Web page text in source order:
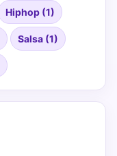
Hiphop (1)
Salsa (1)